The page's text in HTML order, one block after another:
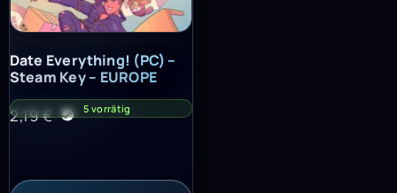
Date Everything! (PC) – Steam Key – EUROPE
Date Everything! (PC) –
Steam Key – EUROPE
2,19€ 5 vorrätig